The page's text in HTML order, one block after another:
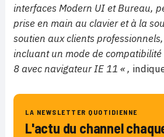
interfaces Modern UI et Bureau,
prise en main au clavier et à la
soutien aux clients
incluant un mode de
8 avec navigateur IE 11 « ,
LA NEWSLETTER QUOTIDIENNE
L'actu du channel